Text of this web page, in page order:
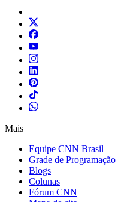
Mais
Equipe CNN Brasil
Grade de Programação
Blogs
Colunas
Fórum CNN